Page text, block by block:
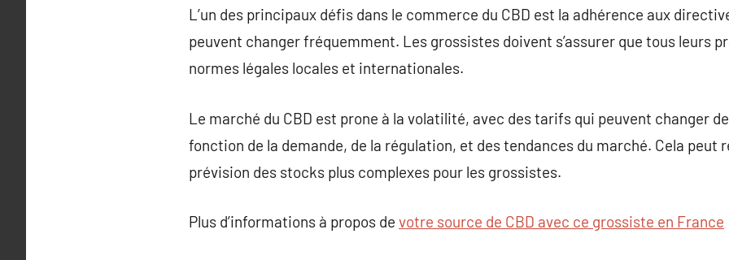
L’un des principaux défis dans le commerce du CBD est la adhérence aux
peuvent changer fréquemment. Les grossistes doivent s’assurer que tous leurs
normes légales locales et internationales.
Le marché du CBD est prone à la volatilité, avec des tarifs qui peuvent changer
fonction de la demande, de la régulation, et des tendances du marché. Cela peut
prévision des stocks plus complexes pour les grossistes.
Plus d’informations à propos de votre source de CBD avec ce grossiste en France